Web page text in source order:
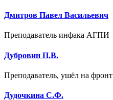
Дмитров Павел Васильевич
Преподаватель инфака АГПИ
Дубровин П.В.
Преподаватель, ушёл на фронт
Дудочкина С.Ф.